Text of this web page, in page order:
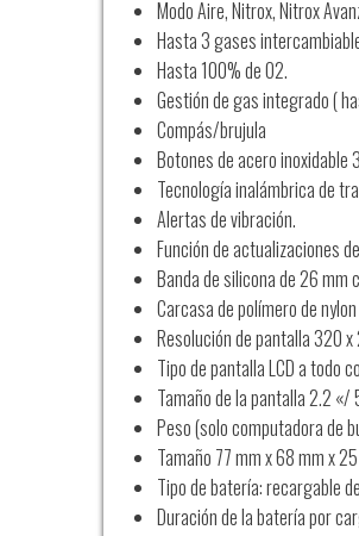
Modo Aire,Nitrox,Nitrox
Hasta 3 gases
Hasta 100% de O2.
Gestión de gas integrado (
Compás/brujula
Botones de acero inoxidable
Tecnología inalámbrica de
Alertas de vibración.
Función de actualizaciones
Banda de silicona de 26 mm
Carcasa de polímero de
Resolución de pantalla 320 x
Tipo de pantalla LCD a todo
Tamaño de la pantalla 2.2 «/
Peso (solo computadora de
Tamaño 77 mm x 68 mm x
Tipo de batería: recargable
Duración de la batería por